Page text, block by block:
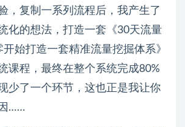
，复制一系列流程后，我产生了
化的想法，打造一套《30天流量
始打造一套精准流量挖掘体系》
课程，最终在整个系统完成80%
少了一个环节，这也正是我让你
……